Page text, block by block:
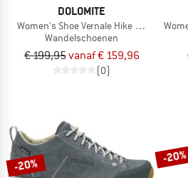
DOLOMITE
Women's Shoe Vernale Hike Mid GTX
Wandelschoenen
€ 199,95vanaf € 159,96
(0)
-20% -20%